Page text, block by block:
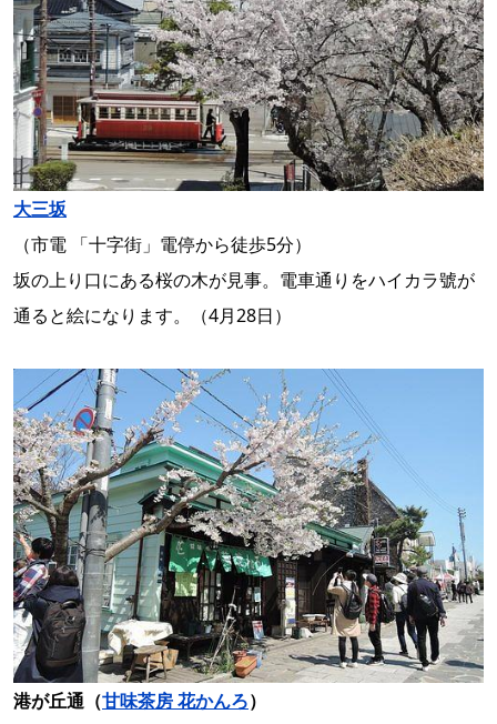
大三坂
（市電 「十字街」電停から徒歩5分）
坂の上り口にある桜の木が見事。電車通りをハイカラ號が
通ると絵になります。（4月28日）
港が丘通（甘味茶房 花かんろ）